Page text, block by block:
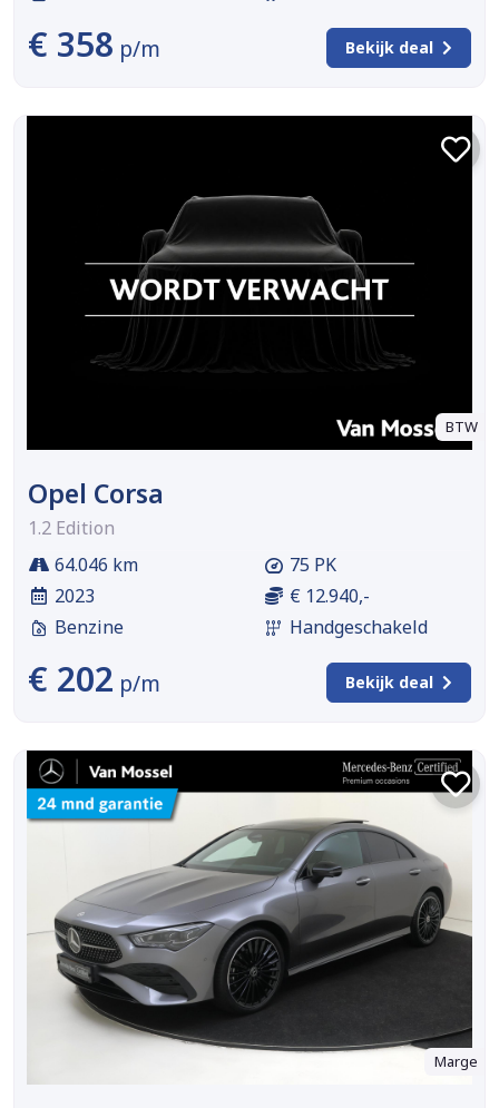
€ 358 p/m Bekijk deal
BTW
Opel Corsa
1.2 Edition
64.046 km
2023
Benzine
75 PK
€ 12.940,-
Handgeschakeld
€ 202 p/m Bekijk deal
Marge